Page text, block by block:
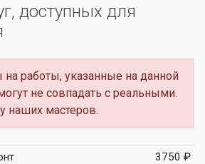
доступных для
работы, указанные на данной
не совпадать с реальными.
наших мастеров.
3750 ₽